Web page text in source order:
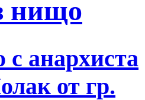
нищо
анархиста
от гр.